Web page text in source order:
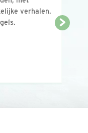
verhalen.